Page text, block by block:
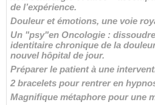
de l’expérience.
Douleur et émotions, une voie
Un "psy"en Oncologie :
identitaire chronique de la
nouvel hôpital de jour.
Préparer le patient à une
2 bracelets pour rentrer en
Magnifique métaphore pour une